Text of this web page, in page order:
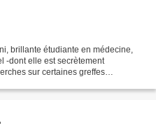
brillante étudiante en médecine,
-dont elle est secrètement
sur certaines greffes